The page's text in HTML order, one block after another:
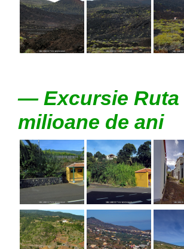
— Excursie Ruta
milioane de ani